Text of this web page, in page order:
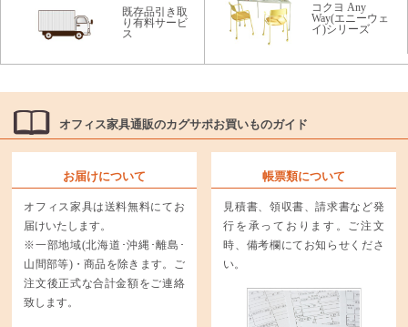
既存品引き取
り有料サービ
ス
コクヨ Any
Way(エニーウェ
イ)シリーズ
オフィス家具通販のカグサポお買いものガイド
お届けについて
オフィス家具は送料無料にてお
届けいたします。
※一部地域(北海道･沖縄･離島･
山間部等)・商品を除きます。ご
注文後正式な合計金額をご連絡
致します。
帳票類について
見積書、領収書、請求書など発
行を承っております。ご注文
時、備考欄にてお知らせくださ
い。